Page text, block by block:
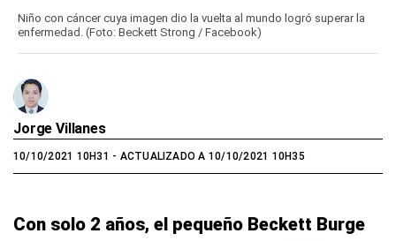
Niño con cáncer cuya imagen dio la vuelta al mundo logró superar la
enfermedad. (Foto: Beckett Strong / Facebook)
Jorge Villanes
10/10/2021 10H31 - ACTUALIZADO A 10/10/2021 10H35
Con solo 2 años, el pequeño Beckett Burge